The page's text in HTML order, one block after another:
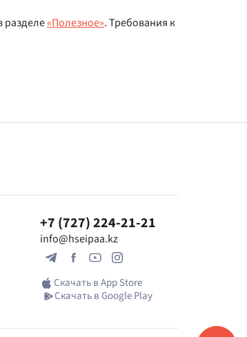
разделе«Полезное». Требования к
+7 (727) 224-21-21
info@hseipaa.kz
Скачать в App Store
Скачать в Google Play